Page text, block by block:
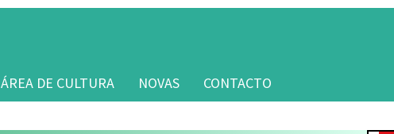
ÁREA DE CULTURA NOVAS CONTACTO